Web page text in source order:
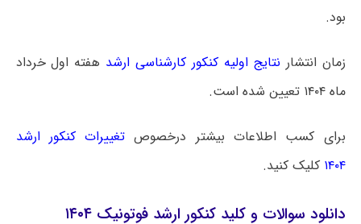
بود.
زمان انتشار نتایج اولیه کنکور کارشناسی ارشد هفته اول خرداد
ماه ۱۴۰۴ تعیین شده است.
برای کسب اطلاعات بیشتر درخصوص تغییرات کنکور ارشد
۱۴۰۴ کلیک کنید.
دانلود سوالات و کلید کنکور ارشد فوتونیک ۱۴۰۴